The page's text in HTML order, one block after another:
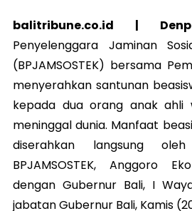
balitribune.co.id |
Penyelenggara Jaminan
(BPJAMSOSTEK) bersama
menyerahkan santunan
kepada dua orang anak ahli
meninggal dunia. Manfaat
diserahkan langsung
BPJAMSOSTEK, Anggoro
dengan Gubernur Bali, I
jabatan Gubernur Bali, Kamis